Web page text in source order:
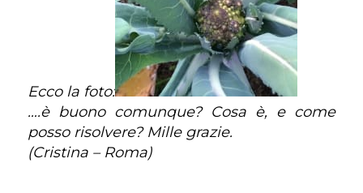
Ecco la foto:
….è buono comunque? Cosa è, e come
posso risolvere? Mille grazie.
(Cristina – Roma)